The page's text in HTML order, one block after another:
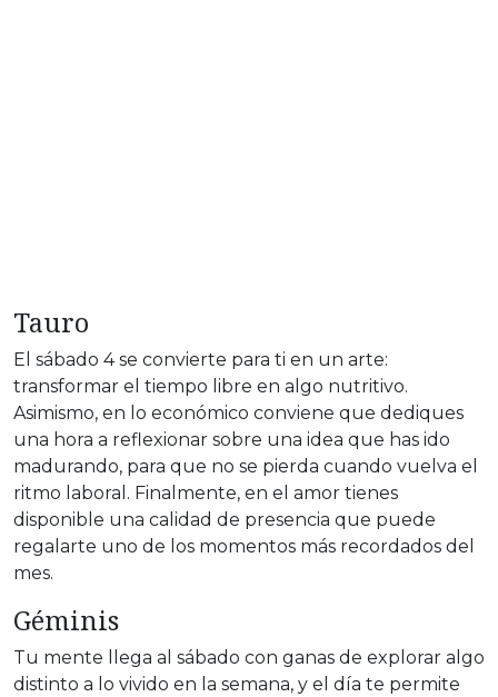
Tauro
El sábado 4 se convierte para ti en un arte:
transformar el tiempo libre en algo nutritivo.
Asimismo, en lo económico conviene que dediques
una hora a reflexionar sobre una idea que has ido
madurando, para que no se pierda cuando vuelva el
ritmo laboral. Finalmente, en el amor tienes
disponible una calidad de presencia que puede
regalarte uno de los momentos más recordados del
mes.
Géminis
Tu mente llega al sábado con ganas de explorar algo
distinto a lo vivido en la semana, y el día te permite